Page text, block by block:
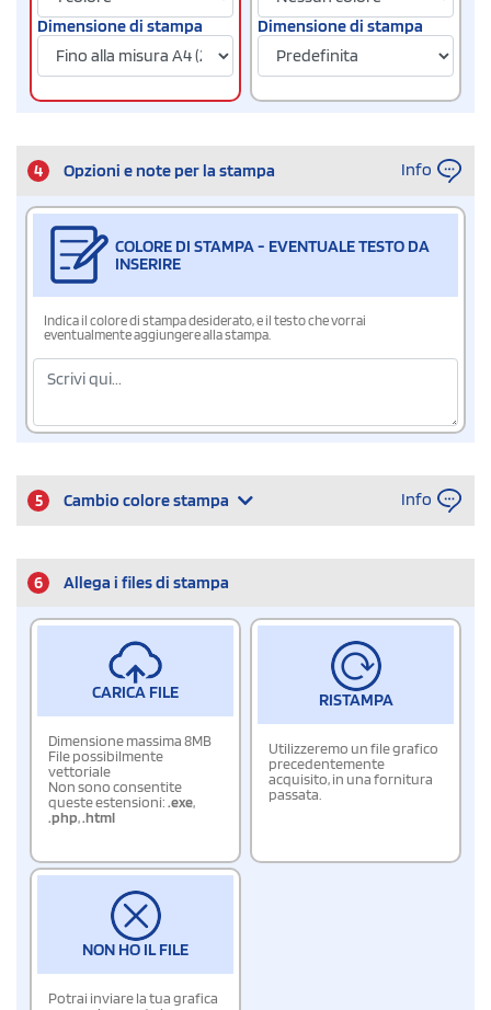
Dimensione di stampa Dimensione di stampa
4 Opzioni e note per la stampa Info
COLORE DI STAMPA - EVENTUALE TESTO DA
INSERIRE
Indica il colore di stampa desiderato, e il testo che vorrai
eventualmente aggiungere alla stampa.
5 Cambio colore stampa Info
6 Allega i files di stampa
CARICA FILE
Dimensione massima 8MB
File possibilmente
vettoriale
Non sono consentite
queste estensioni:.exe,
.php,.html
RISTAMPA
Utilizzeremo un file grafico
precedentemente
acquisito, in una fornitura
passata.
NON HO IL FILE
Potrai inviare la tua grafica